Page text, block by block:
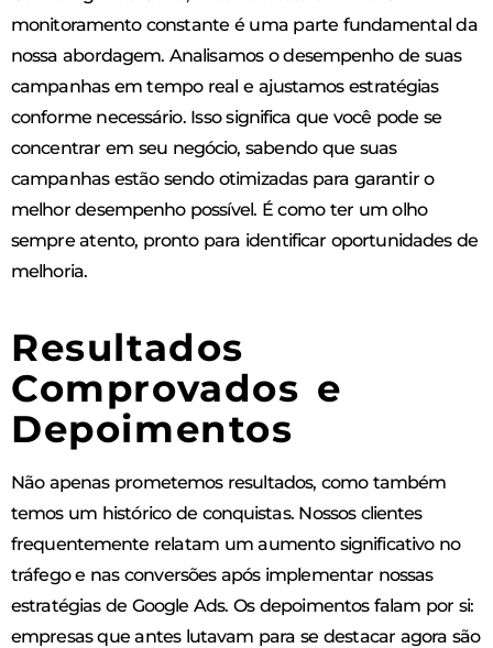
monitoramento constante é uma parte fundamental da
nossa abordagem. Analisamos o desempenho de suas
campanhas em tempo real e ajustamos estratégias
conforme necessário. Isso significa que você pode se
concentrar em seu negócio, sabendo que suas
campanhas estão sendo otimizadas para garantir o
melhor desempenho possível. É como ter um olho
sempre atento, pronto para identificar oportunidades de
melhoria.
Resultados
Comprovados e
Depoimentos
Não apenas prometemos resultados, como também
temos um histórico de conquistas. Nossos clientes
frequentemente relatam um aumento significativo no
tráfego e nas conversões após implementar nossas
estratégias de Google Ads. Os depoimentos falam por si:
empresas que antes lutavam para se destacar agora são